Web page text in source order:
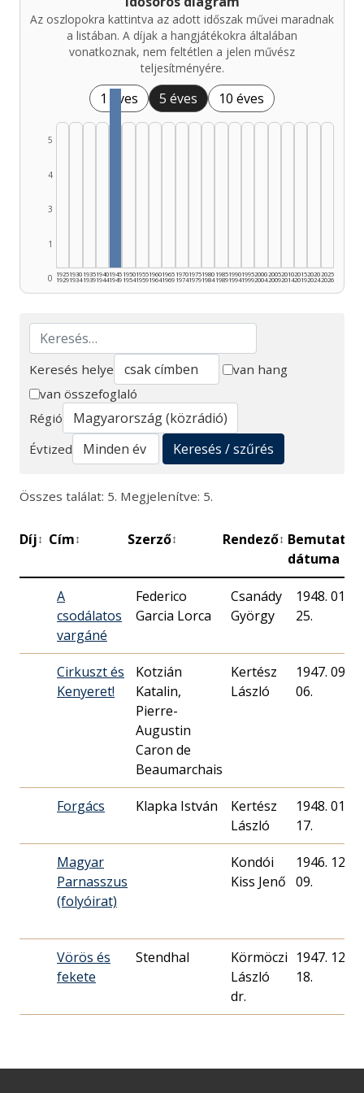
Az oszlopokra kattintva az adott időszak művei maradnak
a listában. A díjak a hangjátékokra általában
vonatkoznak, nem feltétlen a jelen művész
teljesítményére.
1 éves 5 éves 10 éves
0
1
3
4
5
1925
1929
1930
1934
1935
1939
1940
1944
1945
1949
1950
1954
1955
1959
1960
1964
1965
1969
1970
1974
1975
1979
1980
1984
1985
1989
1990
1994
1995
1999
2000
2004
2005
2009
2010
2014
2015
2019
2020
2024
2025
2026
Keresés
Keresés helye
van hang
van összefoglaló
Régió
Évtized
Keresés / szűrés
Összes találat: 5. Megjelenítve: 5.
Díj↕ Cím↕ Szerző↕ Rendező↕ Bemutató
dátuma
A
csodálatos
vargáné
Federico
Garcia Lorca
Csanády
György
1948. 01.
25.
Cirkuszt és
Kenyeret!
Kotzián
Katalin,
Pierre-
Augustin
Caron de
Beaumarchais
Kertész
László
1947. 09.
06.
Forgács Klapka István
Kertész
László
1948. 01.
17.
Magyar
Parnasszus
(folyóirat)
Kondói
Kiss Jenő
1946. 12.
09.
Vörös és
fekete
Stendhal
Körmöczi
László
dr.
1947. 12.
18.